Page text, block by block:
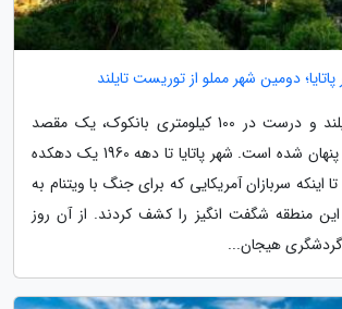
دومین شهر مملو از توریست تایلند
در شمال شرقی تایلند و درست در 100 کیلومتری بانکوک، یک مقصد
گردشگری بی نظیر پنهان شده است. شهر پاتایا تا دهه 1960 یک دهکده
اینکه سربازان آمریکایی که برای جنگ با ویتنام به
این منطقه شگفت انگیز را کشف کردند. از آن روز
گردشگری هیجان...